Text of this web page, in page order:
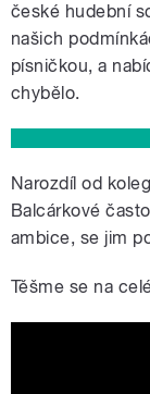
české hudební
našich
písničkou, a
chybělo.
Narozdíl od
Balcárkové
ambice, se jim
Těšme se na